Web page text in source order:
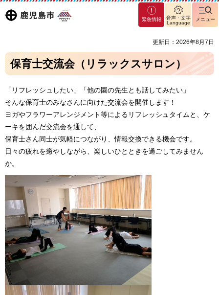
鹿児島
マグ
マシ
島市
緊急情報
音声・文字
Language
メニュー
更新日：2026年8月7日
保育士交流会（リラックスサロン）
「リフレッシュしたい」「他の園の先生とも話してみたい」
そんな保育士のみなさんに向けた交流会を開催します！
ヨガやフラワーアレンジメント等によるリフレッシュタイムと、ケ
ーキを囲んだ交流会を通して、
保育士さん同士が気軽につながり、情報交換できる機会です。
日々の疲れを癒やしながら、楽しいひとときを過ごしてみません
か。